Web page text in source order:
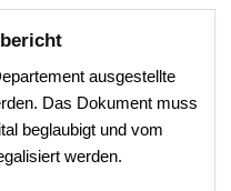
ausgestellte
Das Dokument muss
beglaubigt und vom
werden.